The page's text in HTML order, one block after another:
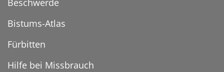
Beschwerde
Bistums-Atlas
Fürbitten
Hilfe bei Missbrauch